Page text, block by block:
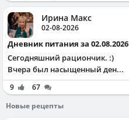
Ирина Макс
02-08-2026
Дневник питания за 02.08.2026
Сегодняшний рациончик. :)
Вчера был насыщенный ден...
9
67
Новые рецепты